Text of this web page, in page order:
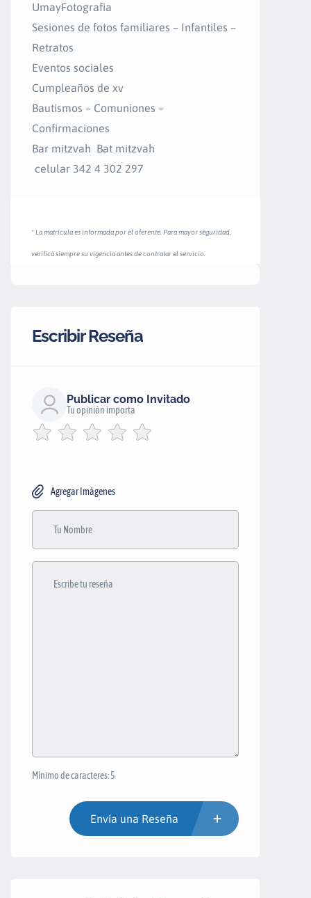
UmayFotografia
Sesiones de fotos familiares – Infantiles –
Retratos
Eventos sociales
Cumpleaños de xv
Bautismos – Comuniones –
Confirmaciones
Bar mitzvah Bat mitzvah
celular 342 4 302 297
* La matrícula es informada por el oferente. Para mayor seguridad,
verificá siempre su vigencia antes de contratar el servicio.
Escribir Reseña
Publicar como Invitado
Tu opinión importa
Agregar Imágenes
Mínimo de caracteres: 5
Envía una Reseña